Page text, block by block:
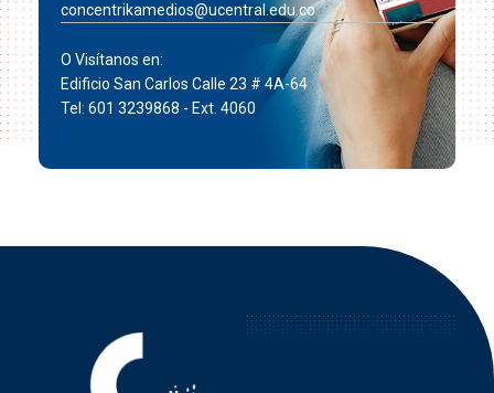
concentrikamedios@ucentral.edu.co
O Visítanos en:
Edificio San Carlos Calle 23 # 4A-64
Tel: 601 3239868 - Ext. 4060